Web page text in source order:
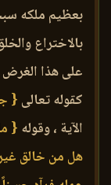
بعظيم ملكه
بالاختراع
على هذا الغرض
كقوله تعالى {
الآية ، وقوله {
هل من خالق